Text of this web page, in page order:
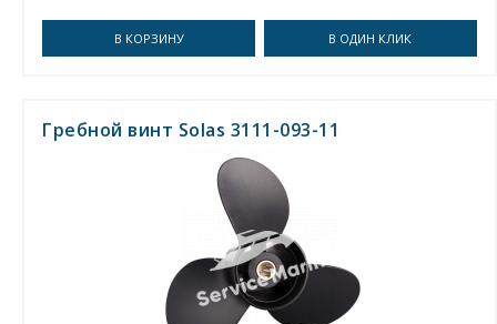
В КОРЗИНУ В ОДИН КЛИК
Гребной винт Solas 3111-093-11